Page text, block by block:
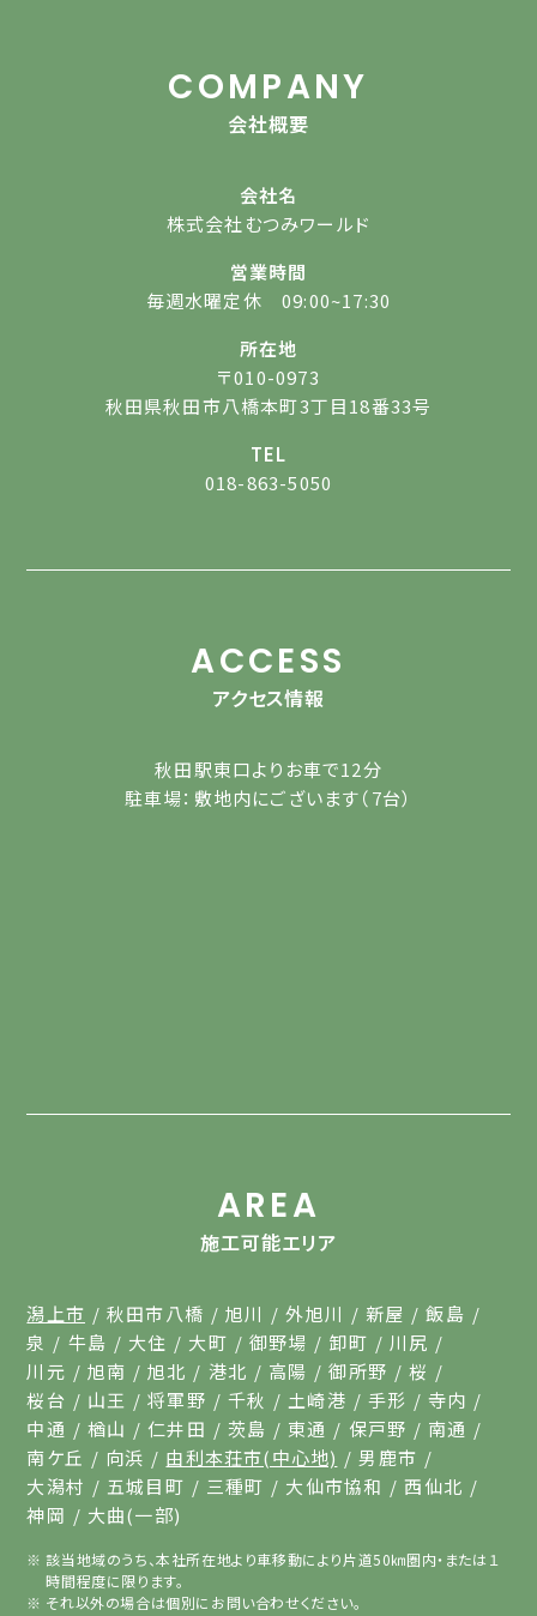
COMPANY
会社概要
会社名
株式会社むつみワールド
営業時間
毎週水曜定休 09:00~17:30
所在地
〒010-0973
秋田県秋田市八橋本町3丁目18番33号
TEL
018-863-5050
ACCESS
アクセス情報
秋田駅東口よりお車で12分
駐車場：敷地内にございます（7台）
AREA
施工可能エリア
潟上市 秋田市八橋 旭川 外旭川 新屋
飯島
泉
牛島 大住 大町 御野場 卸町
川尻
川元
旭南 旭北 港北 高陽 御所野
桜
桜台
山王 将軍野 千秋 土崎港 手形
寺内
中通
楢山 仁井田 茨島 東通 保戸野
南通
南ケ丘
向浜 由利本荘市(中心地)
男鹿市
大潟村
五城目町 三種町 大仙市協和
西仙北
神岡
大曲(一部)
該当地域のうち、本社所在地より車移動により片道50㎞圏内・または１
時間程度に限ります。
それ以外の場合は個別にお問い合わせください。